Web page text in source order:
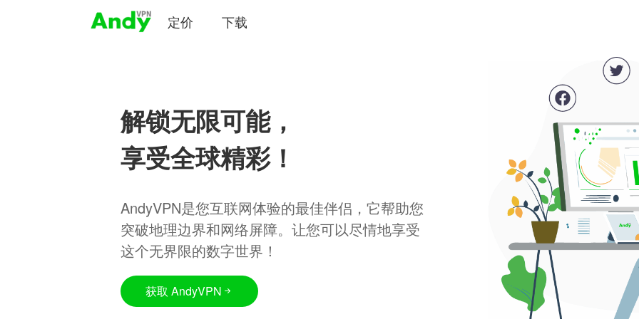
定价 下载
解锁无限可能，
享受全球精彩！
AndyVPN是您互联网体验的最佳伴侣，它帮助您
突破地理边界和网络屏障。让您可以尽情地享受
这个无界限的数字世界！
获取 AndyVPN